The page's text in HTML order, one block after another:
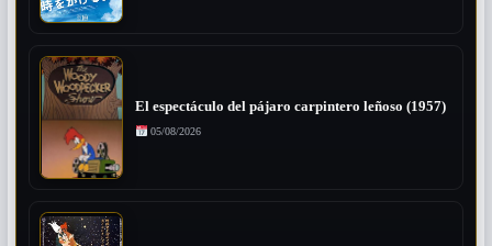
El espectáculo del pájaro carpintero leñoso (1957)
05/08/2026